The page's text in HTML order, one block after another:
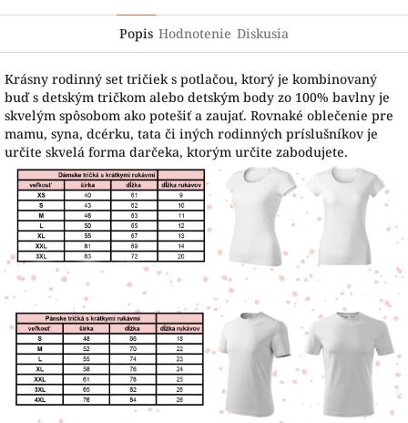
Popis Hodnotenie Diskusia
Krásny rodinný set tričiek s potlačou, ktorý je kombinovaný
buď s detským tričkom alebo detským body zo 100% bavlny je
skvelým spôsobom ako potešiť a zaujať. Rovnaké oblečenie pre
mamu, syna, dcérku, tata či iných rodinných príslušníkov je
určite skvelá forma darčeka, ktorým určite zabodujete.